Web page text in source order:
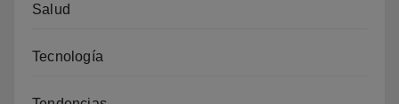
Salud
Tecnología